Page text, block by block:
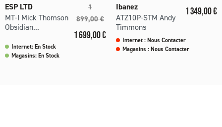
ESP LTD
MT-I Mick Thomson
Obsidian...
Prix de base
1
899,00 €
Prix
1 699,00 €
Internet: En Stock
Magasins: En Stock
Ibanez
ATZ10P-STM Andy
Timmons
Prix
1 349,00 €
Internet : Nous Contacter
Magasins : Nous Contacter